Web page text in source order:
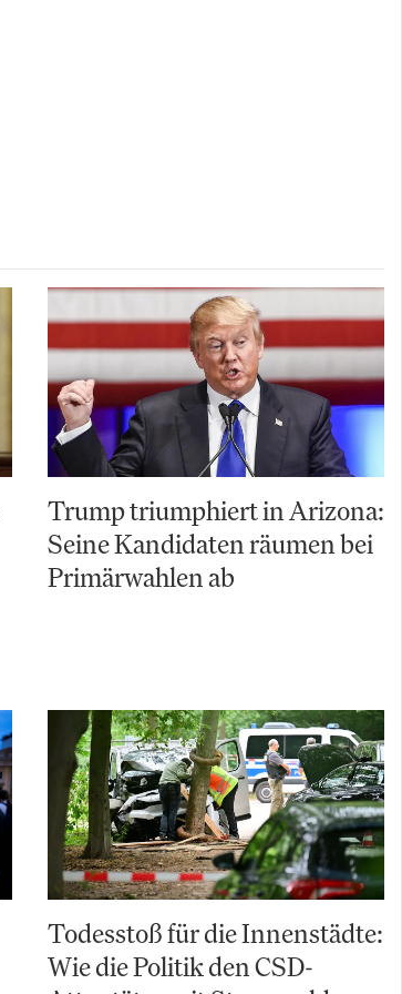
Trump triumphiert in Arizona:
Seine Kandidaten räumen bei
Primärwahlen ab
Todesstoß für die Innenstädte:
Wie die Politik den CSD-